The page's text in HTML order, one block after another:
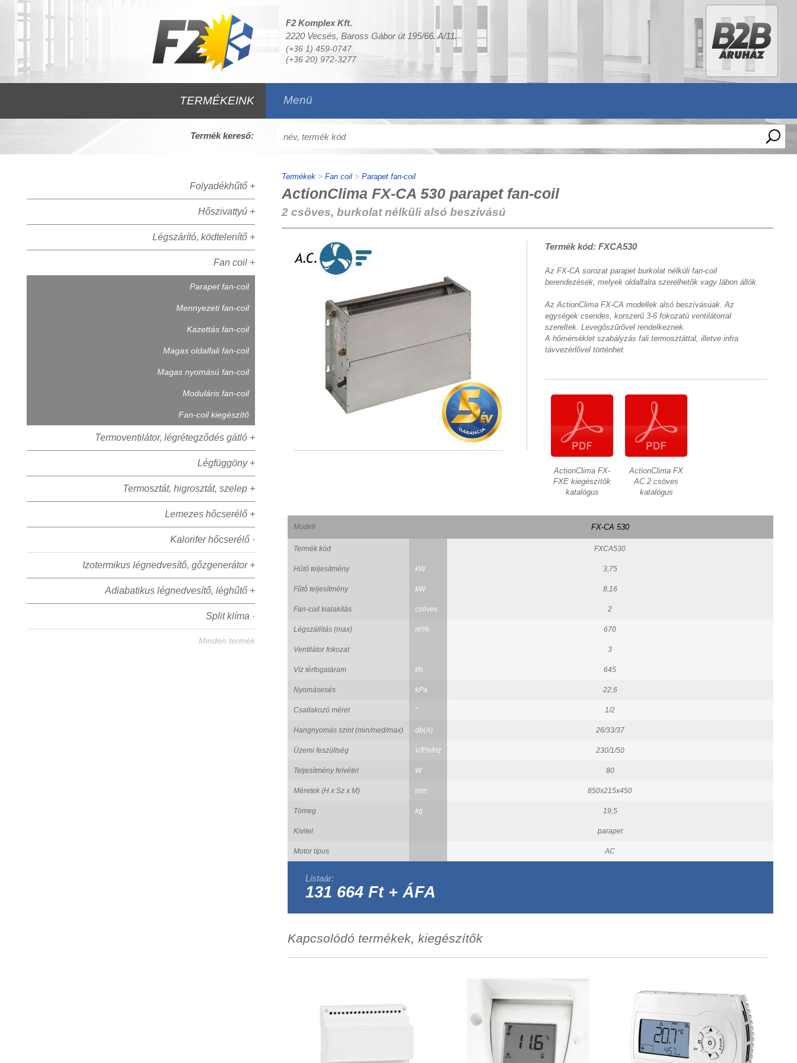
F2 Komplex Kft.
2220 Vecsés, Baross Gábor út 195/66. A/11.
(+36 1) 459-0747
(+36 20) 972-3277
TERMÉKEINK Menü
Termék kereső:
Folyadékhűtő +
Hőszivattyú +
Légszárító, ködtelenítő +
Fan coil +
Parapet fan-coil
Mennyezeti fan-coil
Kazettás fan-coil
Magas oldalfali fan-coil
Magas nyomású fan-coil
Moduláris fan-coil
Fan-coil kiegészítő
Termoventilátor, légrétegződés gátló +
Légfüggöny +
Termosztát, higrosztát, szelep +
Lemezes hőcserélő +
Kalorifer hőcserélő ·
Izotermikus légnedvesítő, gőzgenerátor +
Adiabatikus légnedvesítő, léghűtő +
Split klíma ·
Minden termék
Termékek> Fan coil> Parapet fan-coil
ActionClima FX-CA 530 parapet fan-coil
2 csöves, burkolat nélküli alsó beszívású
Termék kód: FXCA530
Az FX-CA sorozat parapet burkolat nélküli fan-coil
berendezések, melyek oldalfalra szerelhetők vagy lábon állók.
Az ActionClima FX-CA modellek alsó beszívásúak. Az
egységek csendes, korszerű 3-6 fokozatú ventilátorral
szereltek. Levegőszűrővel rendelkeznek.
A hőmérséklet szabályzás fali termosztáttal, illetve infra
távvezérlővel történhet.
ActionClima FX-
FXE kiegészítők
katalógus
ActionClima FX
AC 2 csöves
katalógus
Modell FX-CA 530
Termék kód FXCA530
Hűtő teljesítmény kW 3,75
Fűtő teljesítmény kW 8,16
Fan-coil kialakítás csöves 2
Légszállítás (max) m³/h 670
Ventilátor fokozat 3
Víz térfogatáram l/h 645
Nyomásesés kPa 22,6
Csatlakozó méret " 1/2
Hangnyomás szint (min/med/max) db(A) 26/33/37
Üzemi feszültség V/Ph/Hz 230/1/50
Teljesítmény felvétel W 80
Méretek (H x Sz x M) mm 850x215x450
Tömeg kg 19,5
Kivitel parapet
Motor típus AC
Listaár:
131 664 Ft + ÁFA
Kapcsolódó termékek, kiegészítők